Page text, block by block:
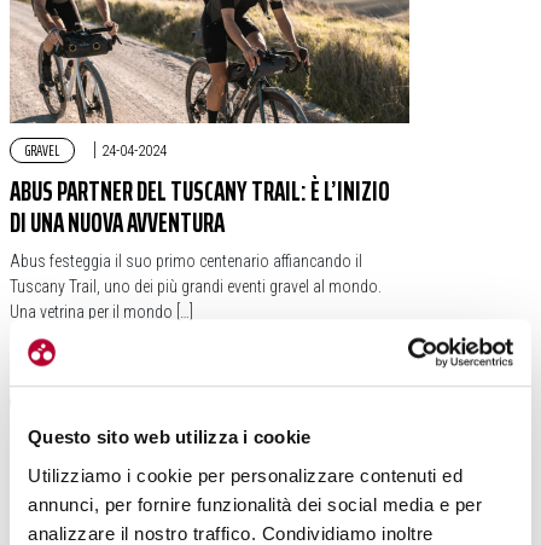
Questo sito web utilizza i cookie
Utilizziamo i cookie per personalizzare contenuti ed
annunci, per fornire funzionalità dei social media e per
analizzare il nostro traffico. Condividiamo inoltre
GRAVEL | 24-04-2024
ABUS PARTNER DEL TUSCANY TRAIL: È L’INIZIO
DI UNA NUOVA AVVENTURA
Abus festeggia il suo primo centenario affiancando il
Tuscany Trail, uno dei più grandi eventi gravel al mondo.
Una vetrina per il mondo […]
#TUSCANY TRAIL